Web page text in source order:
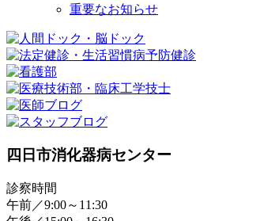
重要なお知らせ
四日市消化器病センター
診察時間
午前／9:00～11:30